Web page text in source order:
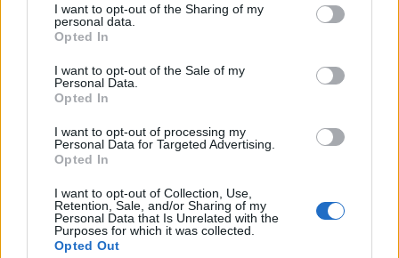
I want to opt-out of the Sharing of my
personal data.
Opted In
I want to opt-out of the Sale of my
Personal Data.
Opted In
I want to opt-out of processing my
Personal Data for Targeted Advertising.
Opted In
I want to opt-out of Collection, Use,
Retention, Sale, and/or Sharing of my
Personal Data that Is Unrelated with the
Purposes for which it was collected.
Opted Out